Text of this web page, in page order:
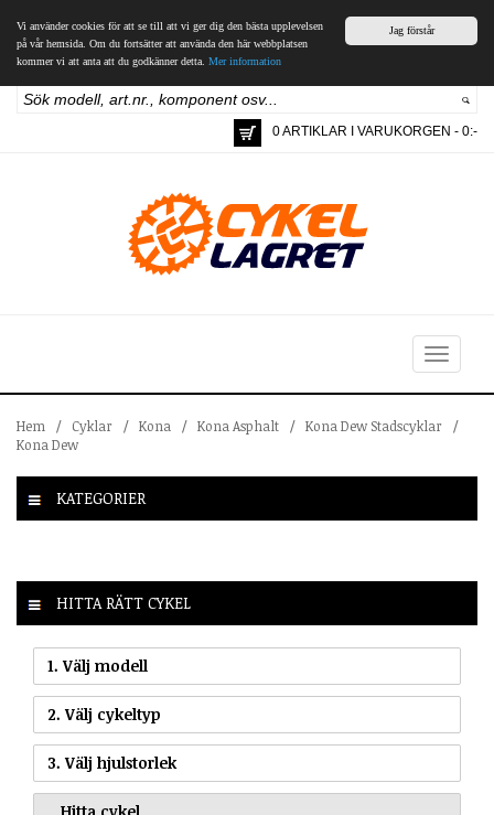
Jag förstår
Vi använder cookies för att se till att vi ger dig den bästa upplevelsen
på vår hemsida. Om du fortsätter att använda den här webbplatsen
kommer vi att anta att du godkänner detta. Mer information
0 ARTIKLAR I VARUKORGEN - 0:-
Toggle
navigation
Hem / Cyklar / Kona / Kona Asphalt / Kona Dew Stadscyklar
/
Kona Dew
KATEGORIER
HITTA RÄTT CYKEL
1. Välj modell
2. Välj cykeltyp
3. Välj hjulstorlek